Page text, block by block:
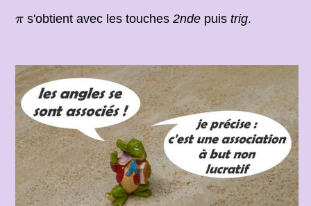
π
π s'obtient avec les touches2nde puistrig.